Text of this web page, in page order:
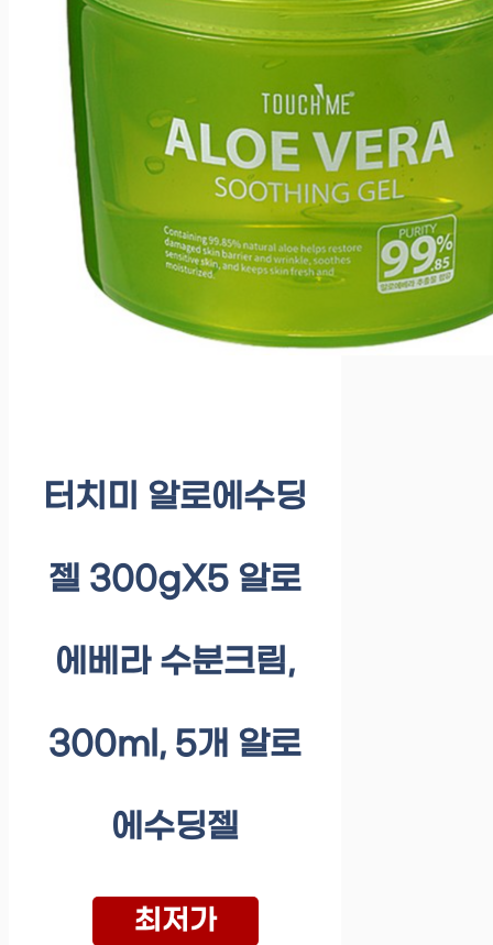
터치미 알로에수딩
젤 300gX5 알로
에베라 수분크림,
300ml, 5개 알로
에수딩젤
최저가